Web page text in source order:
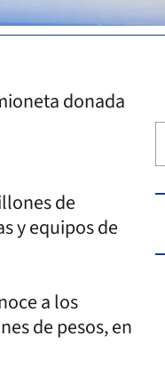
donada
de
y equipos de
a los
de pesos, en